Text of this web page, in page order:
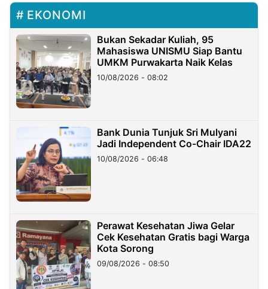
EKONOMI
Bukan Sekadar Kuliah, 95
Mahasiswa UNISMU Siap Bantu
UMKM Purwakarta Naik Kelas
10/08/2026 - 08:02
Bank Dunia Tunjuk Sri Mulyani
Jadi Independent Co-Chair IDA22
10/08/2026 - 06:48
Perawat Kesehatan Jiwa Gelar
Cek Kesehatan Gratis bagi Warga
Kota Sorong
09/08/2026 - 08:50